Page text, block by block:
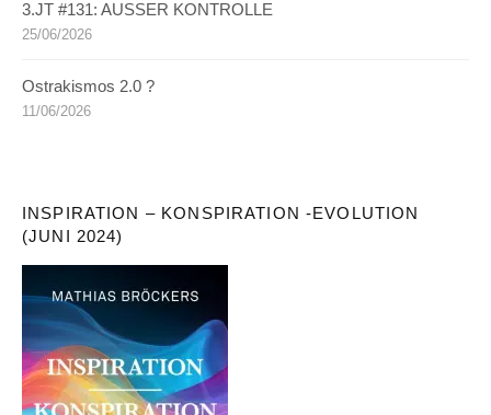
3.JT #131: AUSSER KONTROLLE
25/06/2026
Ostrakismos 2.0 ?
11/06/2026
INSPIRATION – KONSPIRATION -EVOLUTION
(JUNI 2024)